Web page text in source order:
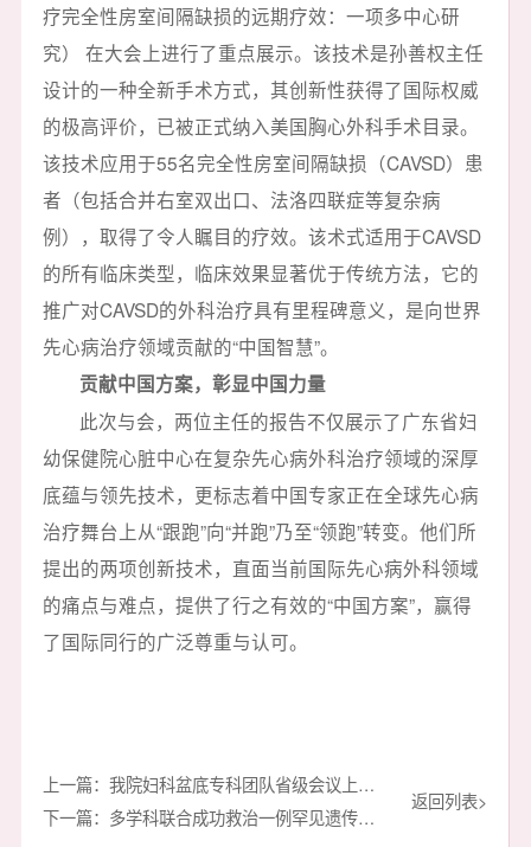
疗完全性房室间隔缺损的远期疗效：一项多中心研
究） 在大会上进行了重点展示。该技术是孙善权主任
设计的一种全新手术方式，其创新性获得了国际权威
的极高评价，已被正式纳入美国胸心外科手术目录。
该技术应用于55名完全性房室间隔缺损（CAVSD）患
者（包括合并右室双出口、法洛四联症等复杂病
例），取得了令人瞩目的疗效。该术式适用于CAVSD
的所有临床类型，临床效果显著优于传统方法，它的
推广对CAVSD的外科治疗具有里程碑意义，是向世界
先心病治疗领域贡献的“中国智慧”。
贡献中国方案，彰显中国力量
此次与会，两位主任的报告不仅展示了广东省妇
幼保健院心脏中心在复杂先心病外科治疗领域的深厚
底蕴与领先技术，更标志着中国专家正在全球先心病
治疗舞台上从“跟跑”向“并跑”乃至“领跑”转变。他们所
提出的两项创新技术，直面当前国际先心病外科领域
的痛点与难点，提供了行之有效的“中国方案”，赢得
了国际同行的广泛尊重与认可。
上一篇：我院妇科盆底专科团队省级会议上绽放异彩
下一篇：多学科联合成功救治一例罕见遗传性蛋白C缺乏症新生儿，获国内同行高度认可
返回列表>